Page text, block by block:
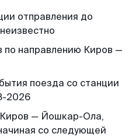
отправления до
по направлению Киров —
поезда со станции
2026
— Йошкар-Ола,
со следующей